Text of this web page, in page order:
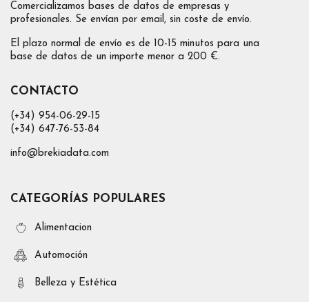
Comercializamos bases de datos de empresas y
profesionales. Se envían por email, sin coste de envío.
El plazo normal de envío es de 10-15 minutos para una
base de datos de un importe menor a 200 €.
CONTACTO
(+34) 954-06-29-15
(+34) 647-76-53-84
info@brekiadata.com
CATEGORÍAS POPULARES
Alimentacion
Automoción
Belleza y Estética